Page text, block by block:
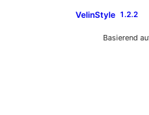
VelinStyle 1.2.2
Basierend